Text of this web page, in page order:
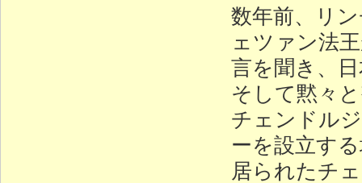
数年前、リ
ェツァン法
言を聞き、
そして黙々
チェンドル
ーを設立す
居られたチ